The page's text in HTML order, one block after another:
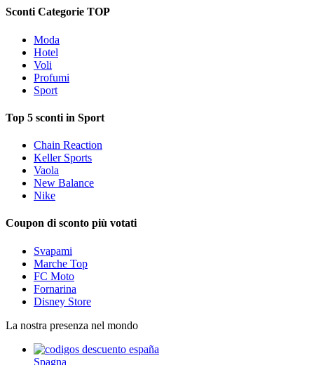
Sconti Categorie TOP
Moda
Hotel
Voli
Profumi
Sport
Top 5 sconti in Sport
Chain Reaction
Keller Sports
Vaola
New Balance
Nike
Coupon di sconto più votati
Svapami
Marche Top
FC Moto
Fornarina
Disney Store
La nostra presenza nel mondo
Spagna